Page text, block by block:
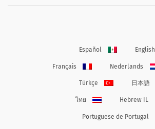
English
Español
Nederlands
Français
日本語
Türkçe
Hebrew IL
ไทย
Portuguese de Portugal